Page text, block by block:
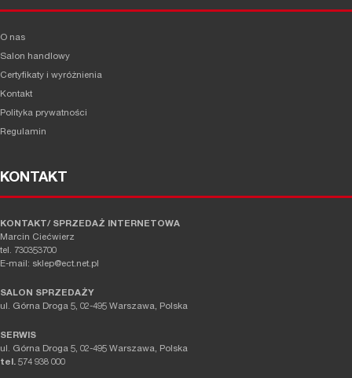
O nas
Salon handlowy
Certyfikaty i wyróżnienia
Kontakt
Polityka prywatności
Regulamin
KONTAKT
KONTAKT/ SPRZEDAŻ INTERNETOWA
Marcin Ciećwierz
tel. 730353700
E-mail: sklep@ect.net.pl
SALON SPRZEDAŻY
ul. Górna Droga 5, 02-495 Warszawa, Polska
SERWIS
ul. Górna Droga 5, 02-495 Warszawa, Polska
tel. 574 938 000